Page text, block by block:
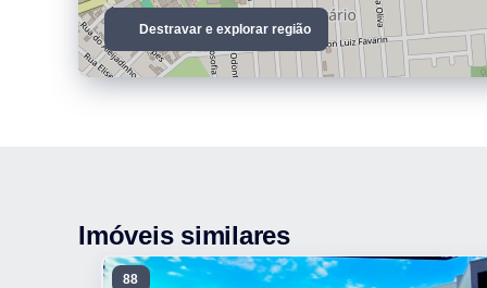
Destravar e explorar região
Imóveis similares
88